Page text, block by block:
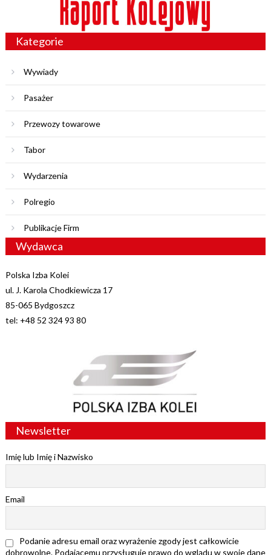
Kategorie
Wywiady
Pasażer
Przewozy towarowe
Tabor
Wydarzenia
Polregio
Publikacje Firm
Wydawca
Polska Izba Kolei
ul. J. Karola Chodkiewicza 17
85-065 Bydgoszcz
tel: +48 52 324 93 80
Newsletter
Imię lub Imię i Nazwisko
Email
Podanie adresu email oraz wyrażenie zgody jest całkowicie
dobrowolne. Podającemu przysługuje prawo do wglądu w swoje dane